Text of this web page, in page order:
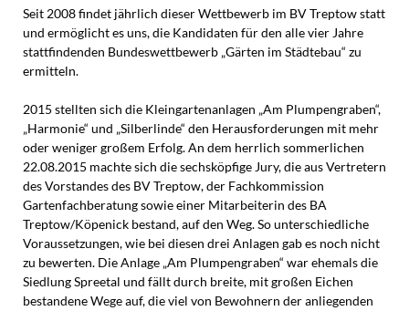
Seit 2008 findet jährlich dieser Wettbewerb im BV Treptow statt
und ermöglicht es uns, die Kandidaten für den alle vier Jahre
stattfindenden Bundeswettbewerb „Gärten im Städtebau“ zu
ermitteln.
2015 stellten sich die Kleingartenanlagen „Am Plumpengraben“,
„Harmonie“ und „Silberlinde“ den Herausforderungen mit mehr
oder weniger großem Erfolg. An dem herrlich sommerlichen
22.08.2015 machte sich die sechsköpfige Jury, die aus Vertretern
des Vorstandes des BV Treptow, der Fachkommission
Gartenfachberatung sowie einer Mitarbeiterin des BA
Treptow/Köpenick bestand, auf den Weg. So unterschiedliche
Voraussetzungen, wie bei diesen drei Anlagen gab es noch nicht
zu bewerten. Die Anlage „Am Plumpengraben“ war ehemals die
Siedlung Spreetal und fällt durch breite, mit großen Eichen
bestandene Wege auf, die viel von Bewohnern der anliegenden